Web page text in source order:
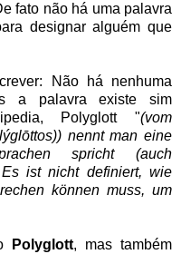
fato não há uma palavra
designar alguém que
Não há nenhuma
a palavra existe sim
Polyglott "(vom
nennt man eine
spricht (auch
ist nicht definiert, wie
können muss, um
Polyglott, mas também